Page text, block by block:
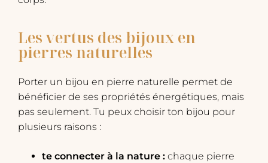
Les vertus des bijoux en
pierres naturelles
Porter un bijou en pierre naturelle permet de
bénéficier de ses propriétés énergétiques, mais
pas seulement. Tu peux choisir ton bijou pour
plusieurs raisons :
te connecter à la nature : chaque pierre